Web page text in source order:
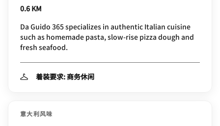
0.6 KM
Da Guido 365 specializes in authentic Italian cuisine
such as homemade pasta, slow-rise pizza dough and
fresh seafood.
着装要求: 商务休闲
意大利风味